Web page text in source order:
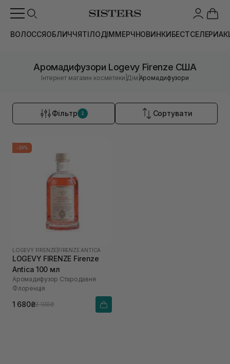
ВОЛОССЯОБЛИЧЧЯТІЛОДІММЕРЧНОВИНКИБЕСТСЕЛЕРИ
Аромадифузори Logevy Firenze США
Інтернет магазин косметики Дім |Аромадифузори
Фільтр 2 Сортувати
-20%
LOGEVY FIRENZE FIRENZE ANTICA
LOGEVY FIRENZE Firenze
Antica 100 мл
Аромадифузор Стародавня
Флоренція
1 680₴2 100₴